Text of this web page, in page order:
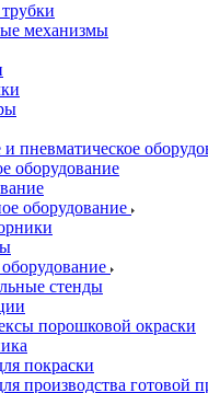
механизмы
и пневматическое
оборудование
оборудование
стенды
порошковой окраски
покраски
производства готовой